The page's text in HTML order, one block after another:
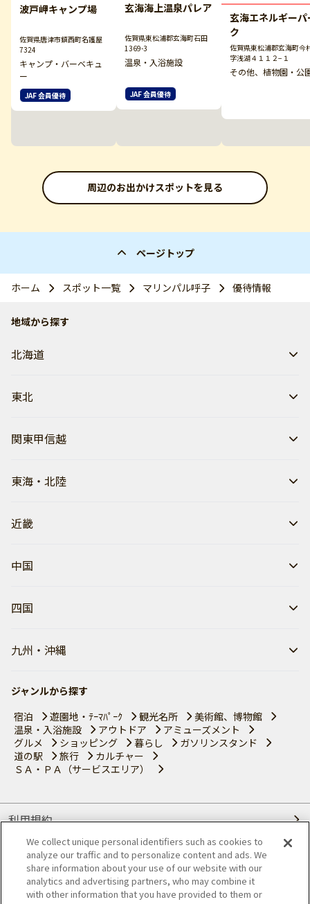
波戸岬キャンプ場
佐賀県唐津市鎮西町名護屋
7324
キャンプ・バーベキュ
ー
JAF 会員優待
玄海海上温泉パレア
佐賀県東松浦郡玄海町石田
1369-3
温泉・入浴施設
JAF 会員優待
玄海エネルギーパ
ク
佐賀県東松浦郡玄海町今
字浅湖４１１２−１
その他、植物園・公
周辺のお出かけスポットを見る
ページトップ
ホーム スポット一覧 マリンパル呼子 優待情報
地域から探す
北海道
東北
関東甲信越
東海・北陸
近畿
中国
四国
九州・沖縄
ジャンルから探す
宿泊
遊園地・ﾃｰﾏﾊﾟｰｸ 観光名所
美術館、博物館
温泉・入浴施設
アウトドア
アミューズメント
グルメ
ショッピング 暮らし
ガソリンスタンド
道の駅
旅行
カルチャー
ＳＡ・ＰＡ（サービスエリア）
利用規約
個人情報の取り扱いについて
会員優待サービスの提携をご検討の方へ
We collect unique personal identifiers such as cookies to
analyze our traffic and to personalize content and ads. We
share information about your use of our website with our
analytics and advertising partners, who may combine it
with other information that you have provided to them or